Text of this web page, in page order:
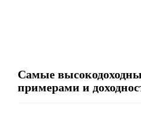
Самые
примерами и